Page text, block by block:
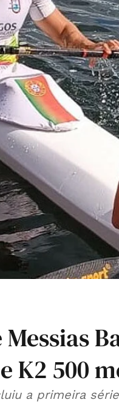
K2 500
a primeira